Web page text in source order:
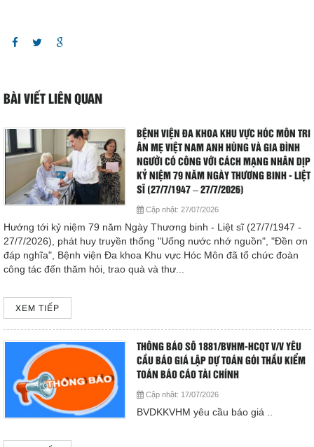
BÀI VIẾT LIÊN QUAN
BỆNH VIỆN ĐA KHOA KHU VỰC HÓC MÔN TRI
ÂN MẸ VIỆT NAM ANH HÙNG VÀ GIA ĐÌNH
NGƯỜI CÓ CÔNG VỚI CÁCH MẠNG NHÂN DỊP
KỶ NIỆM 79 NĂM NGÀY THƯƠNG BINH - LIỆT
SĨ (27/7/1947 – 27/7/2026)
Cập nhật: 27/07/2026
Hướng tới kỷ niệm 79 năm Ngày Thương binh - Liệt sĩ (27/7/1947 -
27/7/2026), phát huy truyền thống "Uống nước nhớ nguồn", "Đền ơn
đáp nghĩa", Bệnh viện Đa khoa Khu vực Hóc Môn đã tổ chức đoàn
công tác đến thăm hỏi, trao quà và thư...
XEM TIẾP
THÔNG BÁO SỐ 1881/BVHM-HCQT V/V YÊU
CẦU BÁO GIÁ LẬP DỰ TOÁN GÓI THẦU KIỂM
TOÁN BÁO CÁO TÀI CHÍNH
Cập nhật: 17/07/2026
BVDKKVHM yêu cầu báo giá ..